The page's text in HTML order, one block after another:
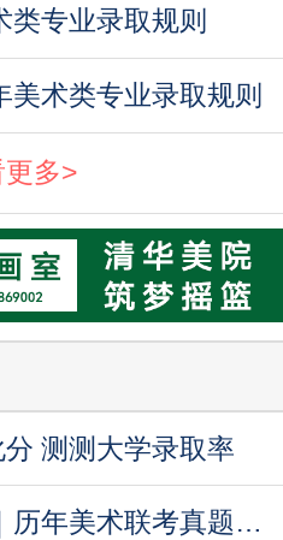
专业录取规则
术类专业录取规则
多>
测测大学录取率
2020届美术生必备｜历年美术联考真题汇总